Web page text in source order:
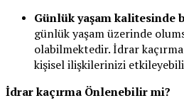
Günlük yaşam kalitesinde
günlük yaşam üzerinde
olabilmektedir. İdrar
kişisel ilişkilerinizi
İdrar kaçırma Önlenebilir mi?